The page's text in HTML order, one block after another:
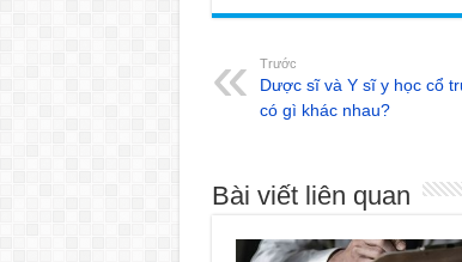
Trước
Dược sĩ và Y sĩ y học cổ
có gì khác nhau?
Bài viết liên quan